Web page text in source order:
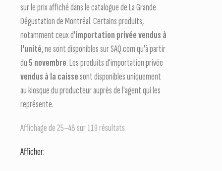
sur le prix affiché dans le catalogue de La Grande
Dégustation de Montréal. Certains produits,
notamment ceux d'importation privée vendus à
l'unité, ne sont disponibles sur SAQ.com qu'à partir
du5 novembre. Les produits d'importation privée
vendus à la caissesont disponibles uniquement
au kiosque du producteur auprès de l'agent qui les
représente.
Affichage de 25–48 sur 119 résultats
Afficher: